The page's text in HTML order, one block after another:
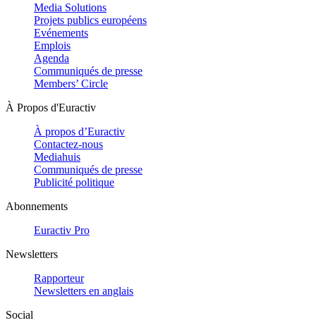
Media Solutions
Projets publics européens
Evénements
Emplois
Agenda
Communiqués de presse
Members’ Circle
À Propos d'Euractiv
À propos d’Euractiv
Contactez-nous
Mediahuis
Communiqués de presse
Publicité politique
Abonnements
Euractiv Pro
Newsletters
Rapporteur
Newsletters en anglais
Social